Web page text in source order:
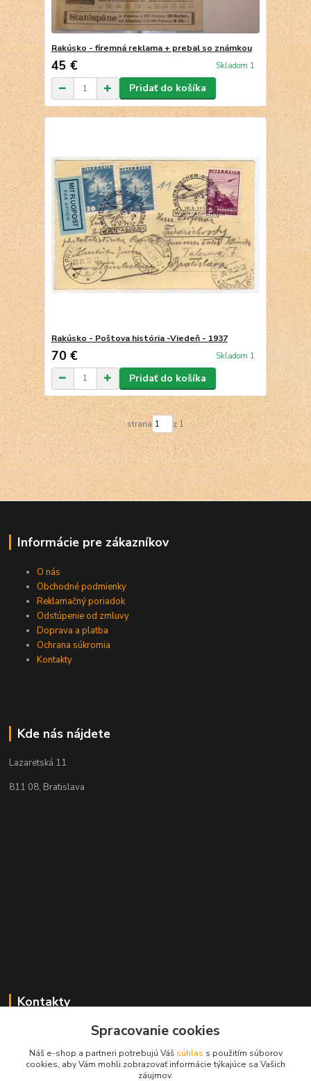
Rakúsko - firemná reklama + prebal so známkou
45 € Skladom 1
Pridať do košíka
Rakúsko - Poštova história -Viedeň - 1937
70 € Skladom 1
Pridať do košíka
strana z 1
Informácie pre zákazníkov
O nás
Obchodné podmienky
Reklamačný poriadok
Odstúpenie od zmluvy
Doprava a platba
Ochrana súkromia
Kontakty
Kde nás nájdete
Lazaretská 11
811 08, Bratislava
Kontakty
+421 2 529 67 411
(Po - Pia: 10:00 - 17:30)
Spracovanie cookies
Náš e-shop a partneri potrebujú Váš súhlas s použitím súborov
cookies, aby Vám mohli zobrazovať informácie týkajúce sa Vašich
záujmov.